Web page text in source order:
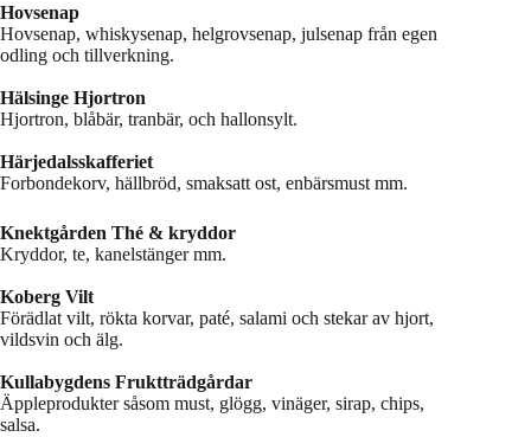
Hovsenap
Hovsenap, whiskysenap, helgrovsenap, julsenap från egen
odling och tillverkning.
Hälsinge Hjortron
Hjortron, blåbär, tranbär, och hallonsylt.
Härjedalsskafferiet
Forbondekorv, hällbröd, smaksatt ost, enbärsmust mm.
Knektgården Thé & kryddor
Kryddor, te, kanelstänger mm.
Koberg Vilt
Förädlat vilt, rökta korvar, paté, salami och stekar av hjort,
vildsvin och älg.
Kullabygdens Fruktträdgårdar
Äppleprodukter såsom must, glögg, vinäger, sirap, chips,
salsa.